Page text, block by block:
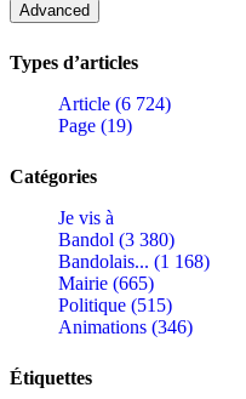
Types d’articles
Article (6 724)
Page (19)
Catégories
Je vis à
Bandol (3 380)
Bandolais... (1 168)
Mairie (665)
Politique (515)
Animations (346)
Étiquettes